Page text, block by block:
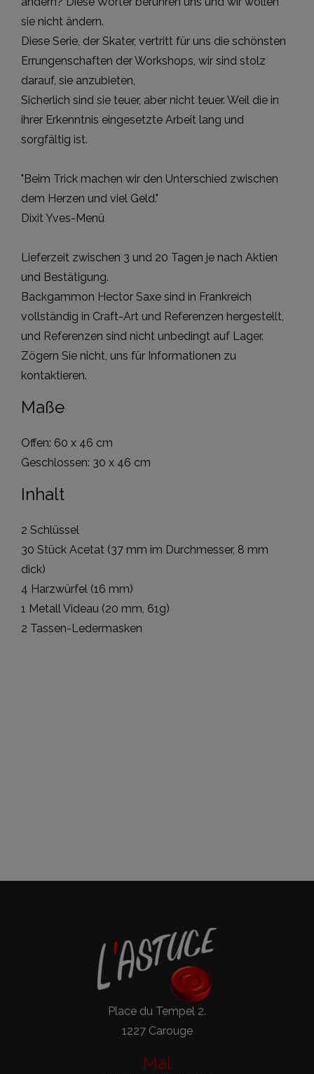
sie nicht ändern.
Diese Serie, der Skater, vertritt für uns die schönsten
Errungenschaften der Workshops, wir sind stolz
darauf, sie anzubieten,
Sicherlich sind sie teuer, aber nicht teuer. Weil die in
ihrer Erkenntnis eingesetzte Arbeit lang und
sorgfältig ist.
"Beim Trick machen wir den Unterschied zwischen
dem Herzen und viel Geld."
Dixit Yves-Menü
Lieferzeit zwischen 3 und 20 Tagen je nach Aktien
und Bestätigung.
Backgammon Hector Saxe sind in Frankreich
vollständig in Craft-Art und Referenzen hergestellt,
und Referenzen sind nicht unbedingt auf Lager.
Zögern Sie nicht, uns für Informationen zu
kontaktieren.
Maße
Offen: 60 x 46 cm
Geschlossen: 30 x 46 cm
Inhalt
2 Schlüssel
30 Stück Acetat (37 mm im Durchmesser, 8 mm
dick)
4 Harzwürfel (16 mm)
1 Metall Videau (20 mm, 61g)
2 Tassen-Ledermasken
Place du Tempel 2.
1227 Carouge
Mal